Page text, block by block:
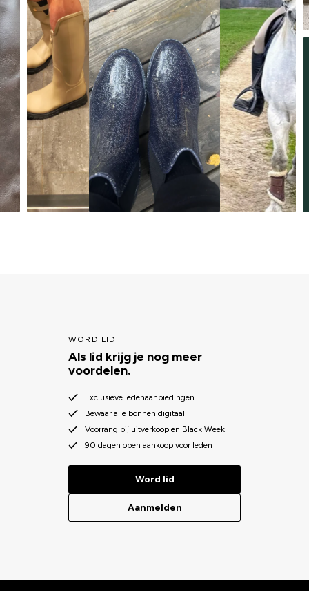
WORD LID
Als lid krijg je nog meer
voordelen.
Exclusieve ledenaanbiedingen
Bewaar alle bonnen digitaal
Voorrang bij uitverkoop en Black Week
90 dagen open aankoop voor leden
Word lid
Aanmelden